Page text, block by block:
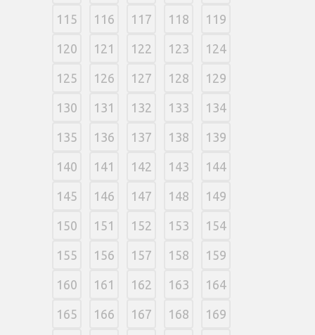
115 116 117 118 119
120 121 122 123 124
125 126 127 128 129
130 131 132 133 134
135 136 137 138 139
140 141 142 143 144
145 146 147 148 149
150 151 152 153 154
155 156 157 158 159
160 161 162 163 164
165 166 167 168 169